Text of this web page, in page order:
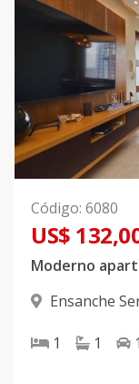
Código: 6080
US$
Ensanche
1 1 1